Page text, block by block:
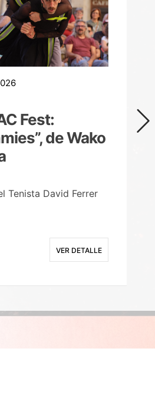
Fest:
de Wako
Tenista David Ferrer
VER DETALLE